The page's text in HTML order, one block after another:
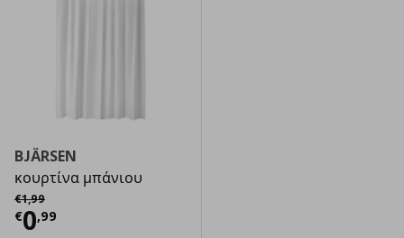
BJÄRSEN
κουρτίνα μπάνιου
€1,99
Αρχική τιμή
€0,99
Τρέχουσα τιμή